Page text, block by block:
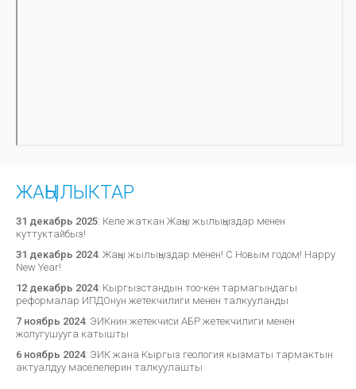
ЖАҢЫЛЫКТАР
31 декабрь 2025: Келе жаткан Жаңы жылыңыздар менен
куттуктайбыз!
31 декабрь 2024: Жаңы жылыңыздар менен! С Новым годом! Happy
New Year!
12 декабрь 2024: Кыргызстандын тоо-кен тармагындагы
реформалар ИПДОнун жетекчилиги менен талкууланды
7 ноябрь 2024: ЭИКнин жетекчиси АБР жетекчилиги менен
жолугушууга катышты
6 ноябрь 2024: ЭИК жана Кыргыз геология кызматы тармактын
актуалдуу маселелерин талкуулашты